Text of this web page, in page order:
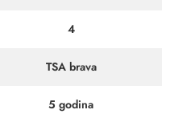
4
TSA brava
5 godina